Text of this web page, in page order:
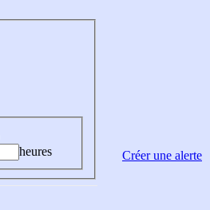
heures
Créer une alerte